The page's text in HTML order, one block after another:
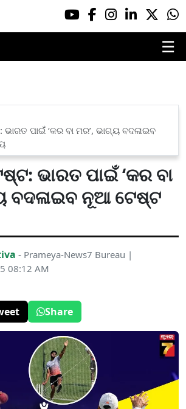
☰
ଭାରତ ପାଇଁ ‘କର ବା ମର’, ଭାଗ୍ୟ ବଦଳାଇବ
ଭାରତ ପାଇଁ ‘କର ବା
ବଦଳାଇବ ନୂଆ ଟେଷ୍ଟ
- Prameya-News7 Bureau |
08:12 AM
Share